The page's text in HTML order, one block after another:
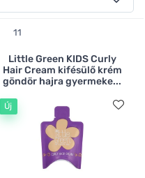
a szervezetet és a
jár a természeti
Az
illatúak és
a fejbőrt.
11
Little Green KIDS Curly
Hair Cream kifésülő krém
göndör hajra gyermeke...
Új